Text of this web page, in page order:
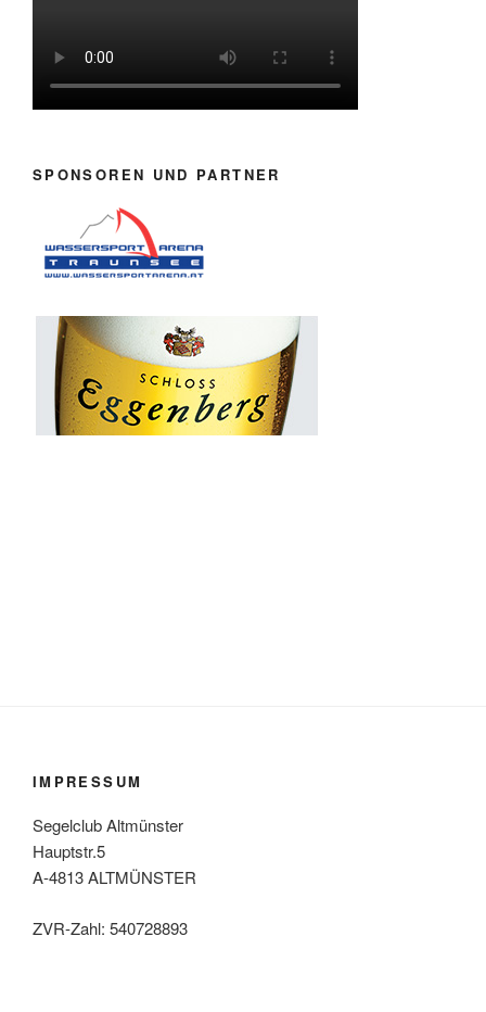
SPONSOREN UND PARTNER
IMPRESSUM
Segelclub Altmünster
Hauptstr.5
A-4813 ALTMÜNSTER
ZVR-Zahl: 540728893